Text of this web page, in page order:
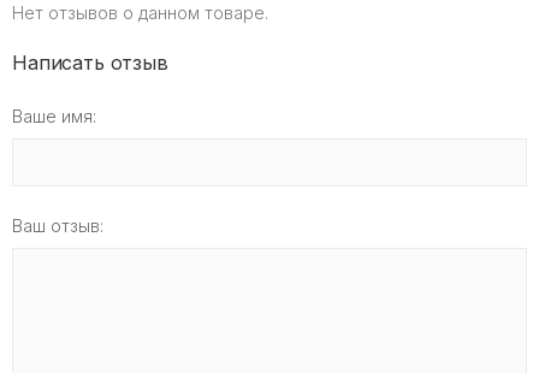
Нет отзывов о данном товаре.
Написать отзыв
Ваше имя:
Ваш отзыв: